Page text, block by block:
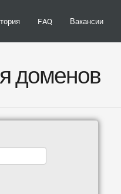
FAQ Вакансии
доменов